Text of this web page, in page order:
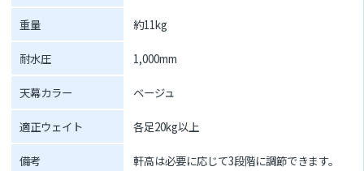
重量 約11kg
耐水圧 1,000mm
天幕カラー ベージュ
適正ウェイト 各足20kg以上
備考 軒高は必要に応じて3段階に調節できます。